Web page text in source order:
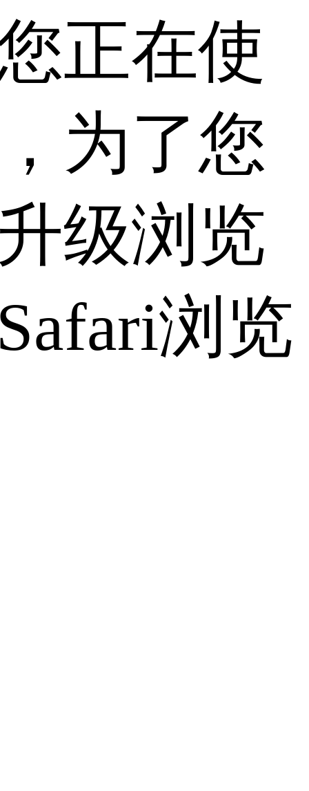
正在使
为了您
级浏览
浏览